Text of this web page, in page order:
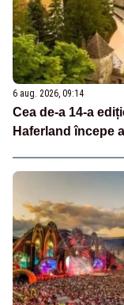
6 aug. 2026, 09:14
Cea de-a 14-a
Haferland începe